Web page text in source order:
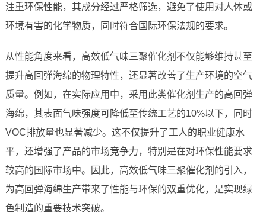
注重环保性能，其成分经过严格筛选，避免了使用对人体或
环境有害的化学物质，同时符合国际环保法规的要求。
从性能角度来看，高效低气味三聚催化剂不仅能够维持甚至
提升高回弹海绵的物理特性，还显著改善了生产环境的空气
质量。例如，在实际应用中，采用此类催化剂生产的高回弹
海绵，其表面气味强度可降低至传统工艺的10%以下，同时
VOC排放量也显著减少。这不仅提升了工人的职业健康水
平，还增强了产品的市场竞争力，特别是在对环保性能要求
较高的国际市场中。因此，高效低气味三聚催化剂的引入，
为高回弹海绵生产带来了性能与环保的双重优化，是实现绿
色制造的重要技术突破。